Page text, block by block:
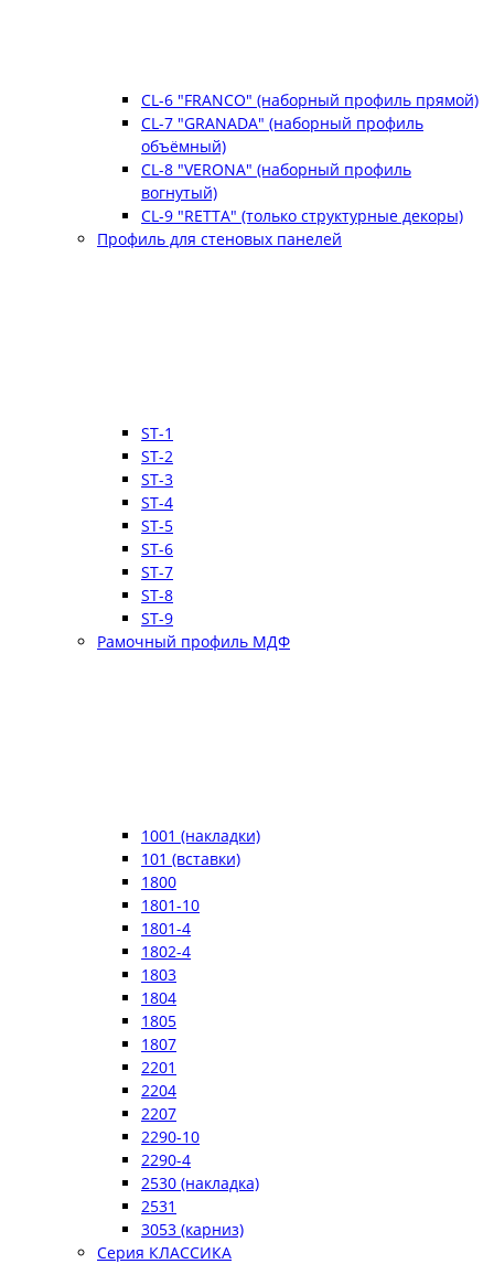
CL-6 "FRANCO" (наборный профиль прямой)
CL-7 "GRANADA" (наборный профиль
объёмный)
CL-8 "VERONA" (наборный профиль
вогнутый)
CL-9 "RETTA" (только структурные декоры)
Профиль для стеновых панелей
ST-1
ST-2
ST-3
ST-4
ST-5
ST-6
ST-7
ST-8
ST-9
Рамочный профиль МДФ
1001 (накладки)
101 (вставки)
1800
1801-10
1801-4
1802-4
1803
1804
1805
1807
2201
2204
2207
2290-10
2290-4
2530 (накладка)
2531
3053 (карниз)
Серия КЛАССИКА